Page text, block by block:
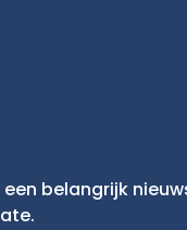
belangrijk